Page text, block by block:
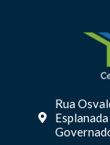
Rua